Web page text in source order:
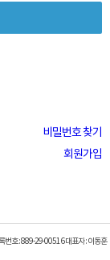
비밀번호 찾기
회원가입
번호 : 889-29-00516 대표자 : 이동훈